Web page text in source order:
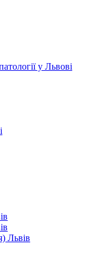
у Львові
Львів